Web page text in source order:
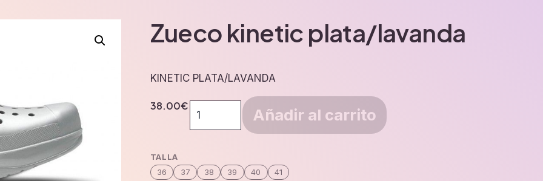
Zueco kinetic plata/lavanda
KINETIC PLATA/LAVANDA
TALLA
36 37 38 39 40 41
38.00€Zueco
kinetic
Añadir al carrito